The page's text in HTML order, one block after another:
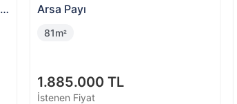
Arsa Payı
1.885.000 TL
İstenen Fiyat
81m²